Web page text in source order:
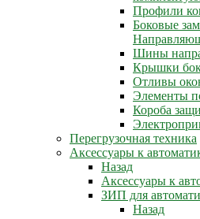
Профили
Боковые
Шины
Крышки
Отливы
Элементы
Короба
Перегрузочная техника
Аксессуары к
Назад
Аксессуары к
ЗИП для
Назад